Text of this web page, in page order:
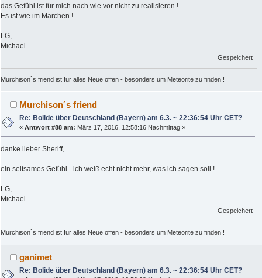
das Gefühl ist für mich nach wie vor nicht zu realisieren !
Es ist wie im Märchen !
LG,
Michael
Gespeichert
Murchison`s friend ist für alles Neue offen - besonders um Meteorite zu finden !
Murchison´s friend
Re: Bolide über Deutschland (Bayern) am 6.3. ~ 22:36:54 Uhr CET?
«Antwort #88 am: März 17, 2016, 12:58:16 Nachmittag »
danke lieber Sheriff,
ein seltsames Gefühl - ich weiß echt nicht mehr, was ich sagen soll !
LG,
Michael
Gespeichert
Murchison`s friend ist für alles Neue offen - besonders um Meteorite zu finden !
ganimet
Re: Bolide über Deutschland (Bayern) am 6.3. ~ 22:36:54 Uhr CET?